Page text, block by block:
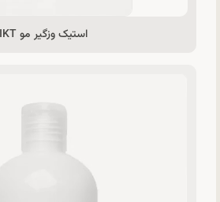
استیک وزگیر مو IKT